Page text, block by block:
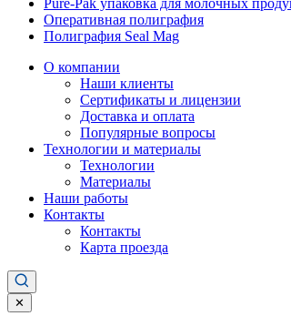
Pure-Pak упаковка для молочных
Оперативная полиграфия
Полиграфия Seal Mag
О компании
Наши клиенты
Сертификаты и лицензии
Доставка и оплата
Популярные вопросы
Технологии и материалы
Технологии
Материалы
Наши работы
Контакты
Контакты
Карта проезда
✕